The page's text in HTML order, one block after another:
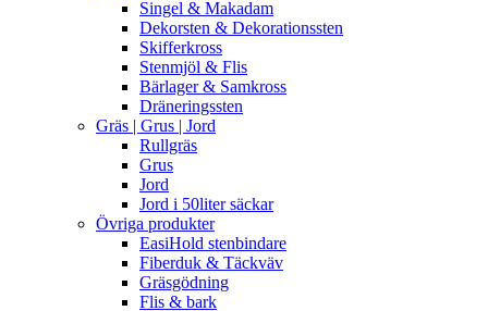
Singel & Makadam
Dekorsten & Dekorationssten
Skifferkross
Stenmjöl & Flis
Bärlager & Samkross
Dräneringssten
Gräs | Grus | Jord
Rullgräs
Grus
Jord
Jord i 50liter säckar
Övriga produkter
EasiHold stenbindare
Fiberduk & Täckväv
Gräsgödning
Flis & bark